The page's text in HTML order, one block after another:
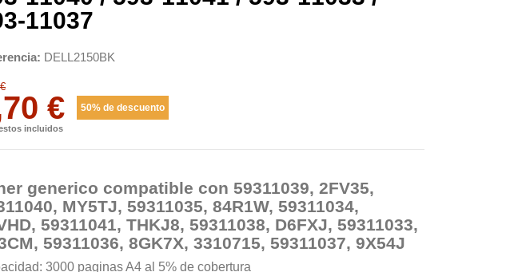
11037
DELL2150BK
€ 50% de descuento
incluidos
generico compatible con 59311039, 2FV35,
MY5TJ, 59311035, 84R1W, 59311034,
59311041, THKJ8, 59311038, D6FXJ, 59311033,
59311036, 8GK7X, 3310715, 59311037, 9X54J
3000 paginas A4 al 5% de cobertura